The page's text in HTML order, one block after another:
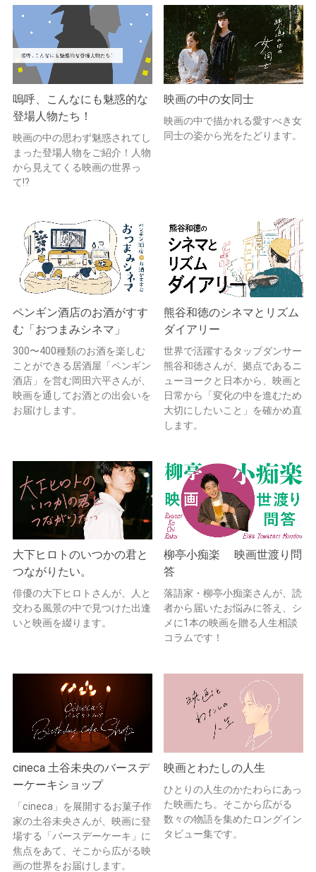
嗚呼、こんなにも魅惑的な
登場人物たち！
映画の中の思わず魅惑されてし
まった登場人物をご紹介！人物
から見えてくる映画の世界っ
て!?
映画の中の女同士
映画の中で描かれる愛すべき女
同士の姿から光をたどります。
ペンギン酒店のお酒がすす
む「おつまみシネマ」
300〜400種類のお酒を楽しむ
ことができる居酒屋「ペンギン
酒店」を営む岡田六平さんが、
映画を通してお酒との出会いを
お届けします。
熊谷和徳のシネマとリズム
ダイアリー
世界で活躍するタップダンサー
熊谷和徳さんが、拠点であるニ
ューヨークと日本から、映画と
日常から「変化の中を進むため
大切にしたいこと」を確かめ直
します。
大下ヒロトのいつかの君と
つながりたい。
俳優の大下ヒロトさんが、人と
交わる風景の中で見つけた出逢
いと映画を綴ります。
柳亭小痴楽 映画世渡り問
答
落語家・柳亭小痴楽さんが、読
者から届いたお悩みに答え、シ
メに1本の映画を贈る人生相談
コラムです！
cineca 土谷未央のバースデ
ーケーキショップ
「cineca」を展開するお菓子作
家の土谷未央さんが、映画に登
場する「バースデーケーキ」に
焦点をあて、そこから広がる映
画の世界をお届けします。
映画とわたしの人生
ひとりの人生のかたわらにあっ
た映画たち。そこから広がる
数々の物語を集めたロングイン
タビュー集です。